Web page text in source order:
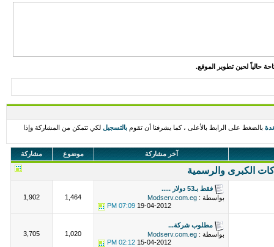
حالياً لحين تطوير الموقع.
بالضغط على الرابط بالأعلى ، كما يشرفنا أن تقوم بالتسجيل لكي تتمكن من المشاركة وإذا
آخر مشاركة موضوع مشاركة
الكبرى والرسمية
فقط بـ53 دولار .....
بواسطة : Modserv.com.eg
19-04-2012
07:09 PM
1,464
1,902
مطلوب شركة...
بواسطة : Modserv.com.eg
15-04-2012
02:12 PM
1,020
3,705